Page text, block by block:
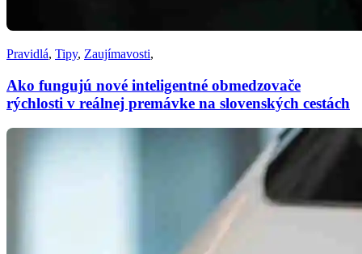
Pravidlá, Tipy, Zaujímavosti,
Ako fungujú nové inteligentné obmedzovače
rýchlosti v reálnej premávke na slovenských cestách